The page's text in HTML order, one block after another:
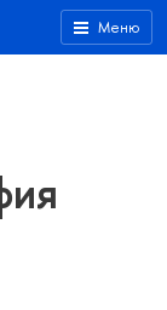
Меню